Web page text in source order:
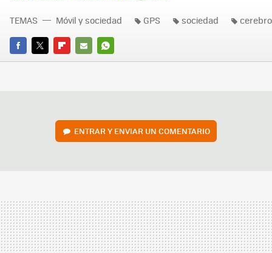
FACEBOOK
TWITTERFLIPBOARD
E-
WHATSAPP
TEMAS Móvil y sociedad GPS sociedad
ENTRAR Y ENVIAR UN COMENTARIO